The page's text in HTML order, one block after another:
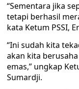
“Sementara jika
tetapi berhasil
kata Ketum PSSI,
“Ini sudah kita
akan kita
emas,” ungkap
Sumardji.